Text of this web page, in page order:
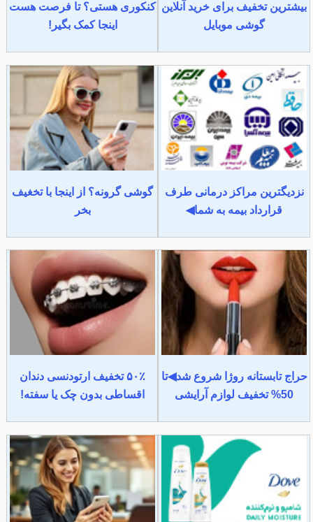
بیشترین تخفیف برای خرید آنلاین
گوشی موبایل
کنکوری هستی؟ تا فرصت هست
اینجا کمک بگیر!
نزدیگترین مراکز درمانی طرف
قرارداد بیمه به شما◀
گوشی گرونه؟ از اینجا با تخغیف
بخر
حراج تابستانه روژا شروع شد◀تا
50% تخفیف لوازم آرایشی
۵۰٪ تخفیف ارتودنسی دندان
اقساطی بدون چک یا سفته!